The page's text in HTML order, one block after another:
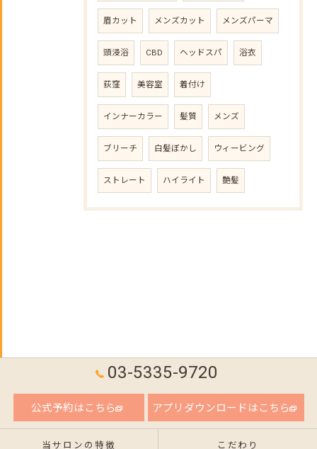
眉カット メンズカット メンズパーマ
頭浸浴 CBD ヘッドスパ 浴衣
荻窪 美容室 着付け
インナーカラー 髪質 メンズ
ブリーチ 白髪ぼかし ウィービング
ストレート ハイライト 艶髪
03-5335-9720
公式予約はこちら アプリダウンロードはこちら
当サロンの特徴 こだわり